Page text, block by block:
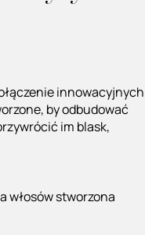
innowacyjnych
by odbudować
im blask,
włosów stworzona